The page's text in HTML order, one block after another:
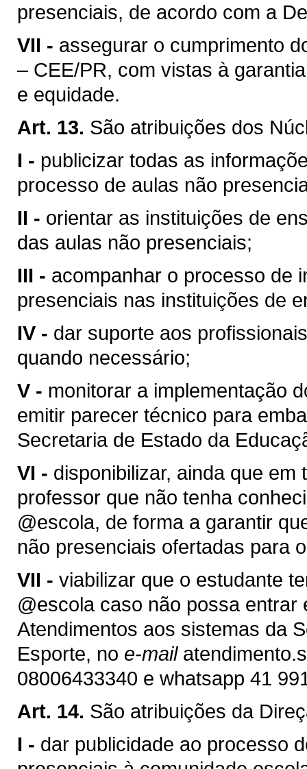
presenciais, de acordo com a
VII - assegurar o cumprimento
– CEE/PR, com vistas à
e equidade.
Art. 13. São atribuições dos
I - publicizar todas as
processo de aulas não
II - orientar as instituições de
das aulas não presenciais;
III - acompanhar o processo de
presenciais nas instituições de
IV - dar suporte aos
quando necessário;
V - monitorar a implementação
emitir parecer técnico para
Secretaria de Estado da
VI - disponibilizar, ainda que
professor que não tenha
@escola, de forma a garantir
não presenciais ofertadas para
VII - viabilizar que o estudante
@escola caso não possa
Atendimentos aos sistemas da
Esporte, no e-mail
08006433340 e whatsapp 41
Art. 14. São atribuições da
I - dar publicidade ao processo